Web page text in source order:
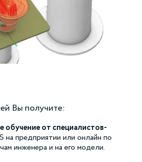
Вы получите:
обучение от специалистов-
на предприятии или онлайн по
инженера и на его модели.